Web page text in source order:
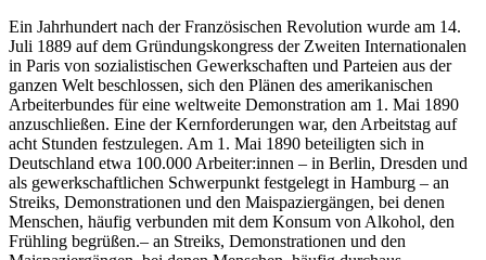
Ein Jahrhundert nach der Französischen Revolution wurde am 14.
Juli 1889 auf dem Gründungskongress der Zweiten Internationalen
in Paris von sozialistischen Gewerkschaften und Parteien aus der
ganzen Welt beschlossen, sich den Plänen des amerikanischen
Arbeiterbundes für eine weltweite Demonstration am 1. Mai 1890
anzuschließen. Eine der Kernforderungen war, den Arbeitstag auf
acht Stunden festzulegen. Am 1. Mai 1890 beteiligten sich in
Deutschland etwa 100.000 Arbeiter:innen – in Berlin, Dresden und
als gewerkschaftlichen Schwerpunkt festgelegt in Hamburg – an
Streiks, Demonstrationen und den Maispaziergängen, bei denen
Menschen, häufig verbunden mit dem Konsum von Alkohol, den
Frühling begrüßen.– an Streiks, Demonstrationen und den